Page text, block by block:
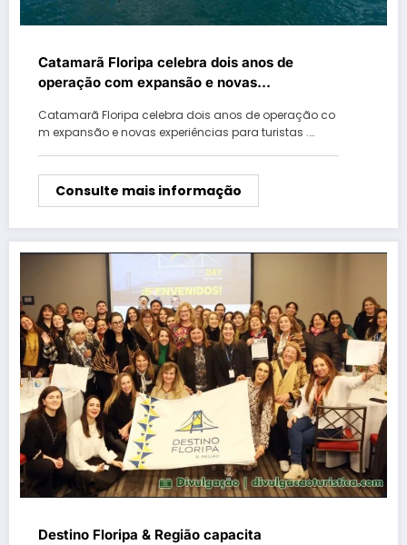
Catamarã Floripa celebra dois anos de
operação com expansão e novas
Catamarã Floripa celebra dois anos de operação co
m expansão e novas experiências para turistas .…
Consulte mais informação
Destino Floripa & Região capacita